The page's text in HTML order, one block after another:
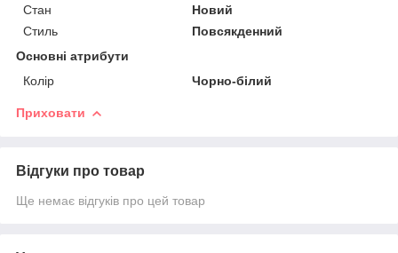
Стан
Новий
Стиль
Повсякденний
Основні атрибути
Колір
Чорно-білий
Приховати
Відгуки про товар
Ще немає відгуків про цей товар